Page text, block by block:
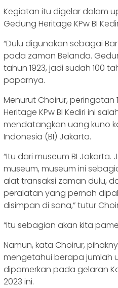
Kegiatan itu digelar dalam
Gedung Heritage KPw BI
“Dulu digunakan sebagai
pada zaman Belanda.
tahun 1923, jadi sudah 100
paparnya.
Menurut Choirur, peringatan
Heritage KPw BI Kediri ini
mendatangkan uang kuno
Indonesia (BI) Jakarta.
“Itu dari museum BI Jakarta.
museum, museum ini
alat transaksi zaman dulu,
peralatan yang pernah
disimpan di sana,” tutur
“Itu sebagian akan kita
Namun, kata Choirur,
mengetahui berapa jumlah
dipamerkan pada gelaran
2023 ini.